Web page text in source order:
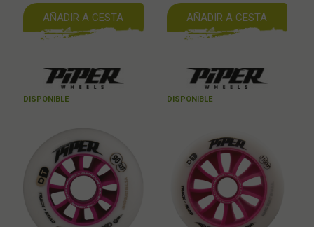
AÑADIR A CESTA AÑADIR A CESTA
DISPONIBLE DISPONIBLE